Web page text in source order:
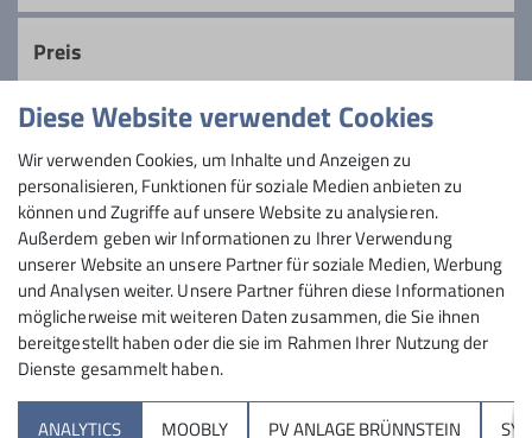
lange Touren und zügiges Gehen, nehmen
Natur zu genießen.
Preis
Maximale Teilnehmeranzahl
6
Sektion
Diese Website verwendet Cookies
Wir verwenden Cookies, um Inhalte und Anzeigen zu
personalisieren, Funktionen für soziale Medien anbieten zu
können und Zugriffe auf unsere Website zu analysieren.
Außerdem geben wir Informationen zu Ihrer Verwendung
unserer Website an unsere Partner für soziale Medien, Werbung
und Analysen weiter. Unsere Partner führen diese Informationen
möglicherweise mit weiteren Daten zusammen, die Sie ihnen
bereitgestellt haben oder die sie im Rahmen Ihrer Nutzung der
Dienste gesammelt haben.
ANALYTICS MOOBLY PV ANLAGE BRÜNNSTEIN